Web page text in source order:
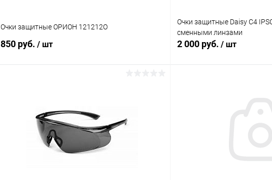
Очки защитные ОРИОН 121212О
850 руб. / шт
Купить в 1 клик
В избранное В наличии
Очки защитные Daisy C4
сменными линзами
2 000 руб. / шт